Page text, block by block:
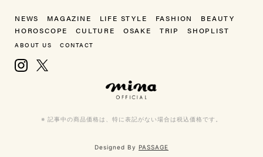
NEWS MAGAZINE LIFE STYLE FASHION
BEAUTY
HOROSCOPE
CULTURE OSAKE TRIP SHOPLIST
ABOUT US CONTACT
Instagram
※ 記事中の商品価格は、特に表記がない場合は税込価格です。
Designed By PASSAGE